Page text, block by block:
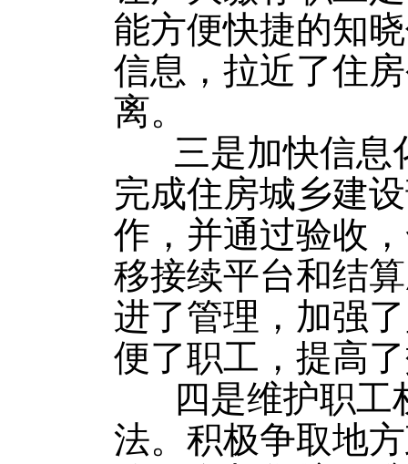
能方便快捷的知
信息，拉近了住
离。
三是加快信息
完成住房城乡建
作，并通过验收
移接续平台和结
进了管理，加强
便了职工，提高
四是维护职工
法。积极争取地